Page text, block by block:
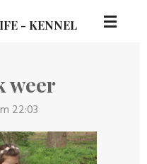
- KENNEL
weer
22:03